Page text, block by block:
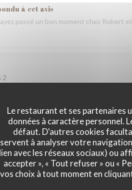
Le restaurant et ses partenaires
données à caractère personnel.
défaut. D'autres cookies
servent à analyser votre
lien avec les réseaux sociaux) ou
accepter », « Tout refuser » ou «
vos choix à tout moment en
à cet avis
passé un bon moment chez Robert
2
passé un bon moment chez Robert
2